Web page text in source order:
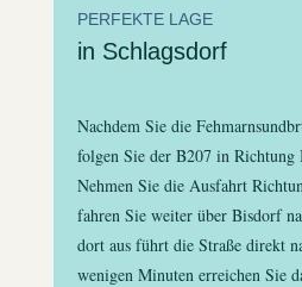
PERFEKTE LAGE
in Schlagsdorf
Nachdem Sie die
folgen Sie der B207 in Richtung
Nehmen Sie die Ausfahrt
fahren Sie weiter über Bisdorf
dort aus führt die Straße direkt
wenigen Minuten erreichen Sie